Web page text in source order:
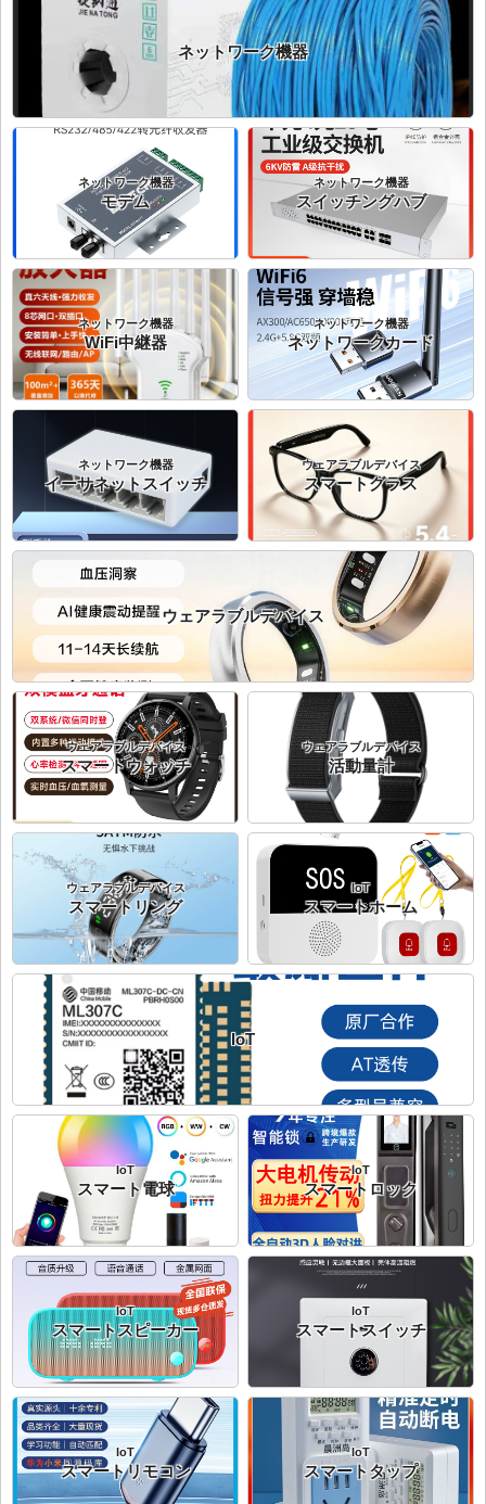
ネットワーク機器
ネットワーク機器
モデム
ネットワーク機器
スイッチングハブ
ネットワーク機器
WiFi中継器
ネットワーク機器
ネットワークカード
ネットワーク機器
イーサネットスイッチ
ウェアラブルデバイス
ウェアラブルデバイス
スマートグラス
ウェアラブルデバイス
スマートウォッチ
ウェアラブルデバイス
活動量計
ウェアラブルデバイス
スマートリング
IoT
IoT
スマートホーム
IoT
スマート電球
IoT
スマートロック
IoT
スマートスピーカー
IoT
スマートスイッチ
IoT
スマートリモコン
IoT
スマートタップ